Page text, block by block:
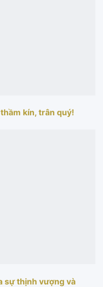
kín, trân quý!
sự thịnh vượng và